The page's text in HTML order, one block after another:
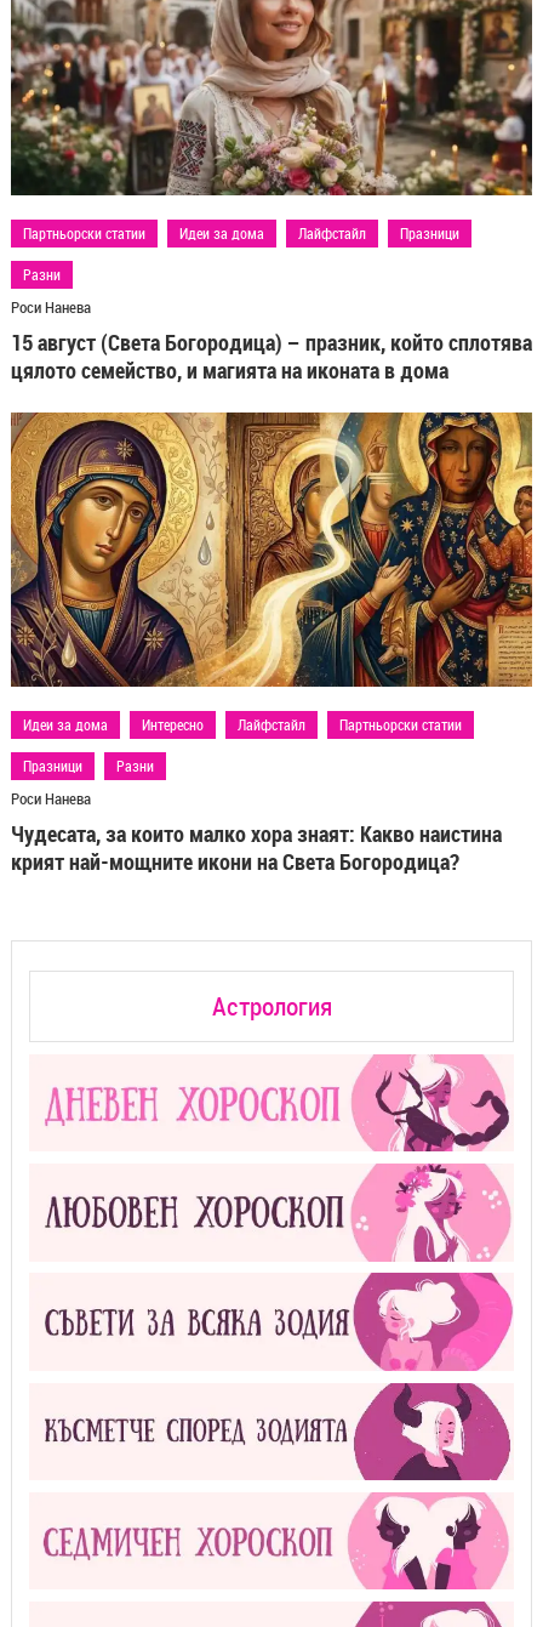
Партньорски статии Идеи за дома Лайфстайл Празници
Разни
Роси Нанева
15 август (Света Богородица) – празник, който сплотява
цялото семейство, и магията на иконата в дома
Идеи за дома Интересно Лайфстайл Партньорски статии
Празници Разни
Роси Нанева
Чудесата, за които малко хора знаят: Какво наистина
крият най-мощните икони на Света Богородица?
Астрология